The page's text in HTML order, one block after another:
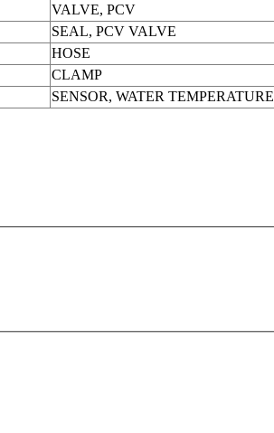
VALVE, PCV
SEAL, PCV VALVE
HOSE
CLAMP
SENSOR, WATER TEMPERATURE